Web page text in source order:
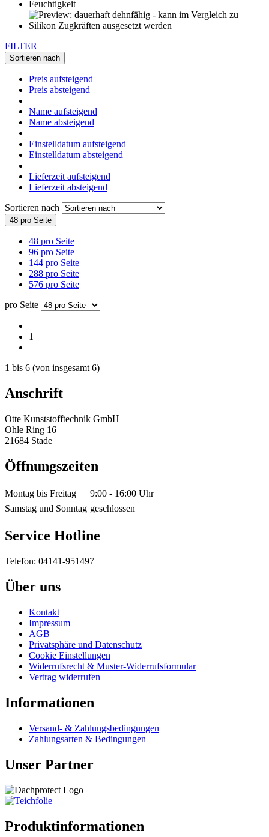
FILTER
Sortieren nach
Preis aufsteigend
Preis absteigend
Name aufsteigend
Name absteigend
Einstelldatum aufsteigend
Einstelldatum absteigend
Lieferzeit aufsteigend
Lieferzeit absteigend
Sortieren nach
48 pro Seite
48 pro Seite
96 pro Seite
144 pro Seite
288 pro Seite
576 pro Seite
pro Seite
1
1 bis 6 (von insgesamt 6)
Anschrift
Otte Kunststofftechnik GmbH
Ohle Ring 16
21684 Stade
Öffnungszeiten
Montag bis Freitag
9:00 - 16:00 Uhr
Samstag und Sonntag geschlossen
Service Hotline
Telefon: 04141-951497
Über uns
Kontakt
Impressum
AGB
Privatsphäre und Datenschutz
Cookie Einstellungen
Widerrufsrecht & Muster-Widerrufsformular
Vertrag widerrufen
Informationen
Versand- & Zahlungsbedingungen
Zahlungsarten & Bedingungen
Unser Partner
Produktinformationen